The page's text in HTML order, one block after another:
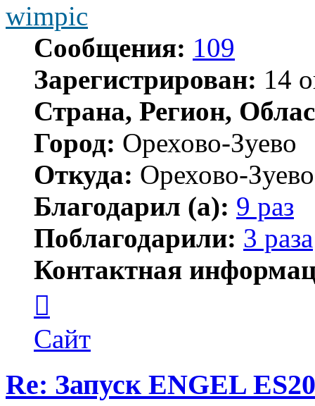
wimpic
Сообщения: 109
Зарегистрирован: 14
Страна, Регион,
Город: Орехово-Зуево
Откуда: Орехово-Зуево
Благодарил (а): 9 раз
Поблагодарили: 3 раза
Контактная
пользователя
wimpic
Сайт
Re: Запуск ENGEL